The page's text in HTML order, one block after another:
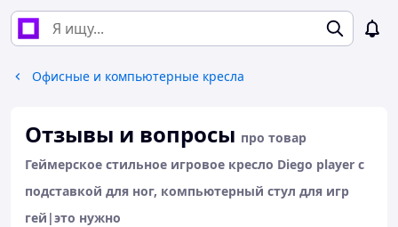
Офисные и компьютерные кресла
Отзывы и вопросы про товар
Геймерское стильное игровое кресло Diego player с
подставкой для ног, компьютерный стул для игр
гей|это нужно